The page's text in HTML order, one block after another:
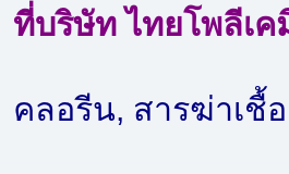
ที่บริษัท ไทยโพลีเ
คลอรีน, สารฆ่าเชื้อ